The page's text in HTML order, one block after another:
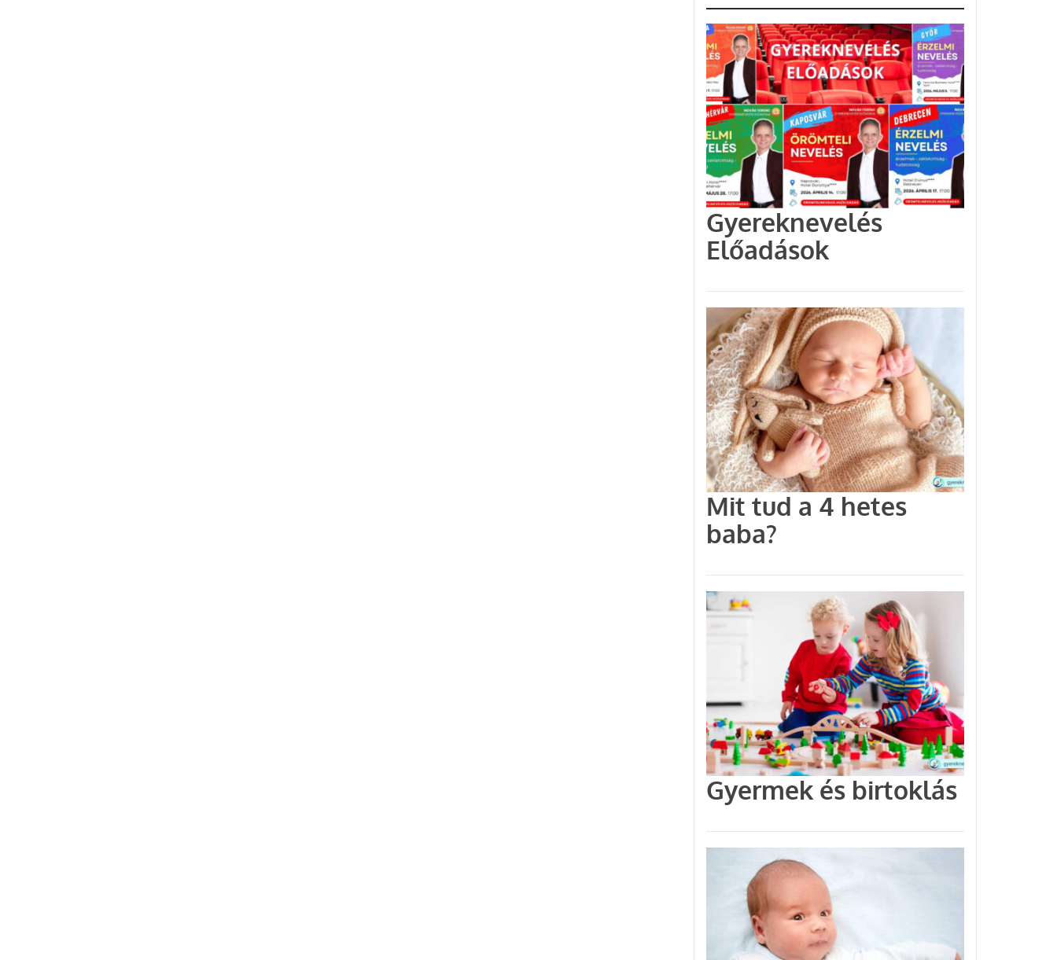
Gyereknevelés
Előadások
Mit tud a 4 hetes
baba?
Gyermek és birtoklás